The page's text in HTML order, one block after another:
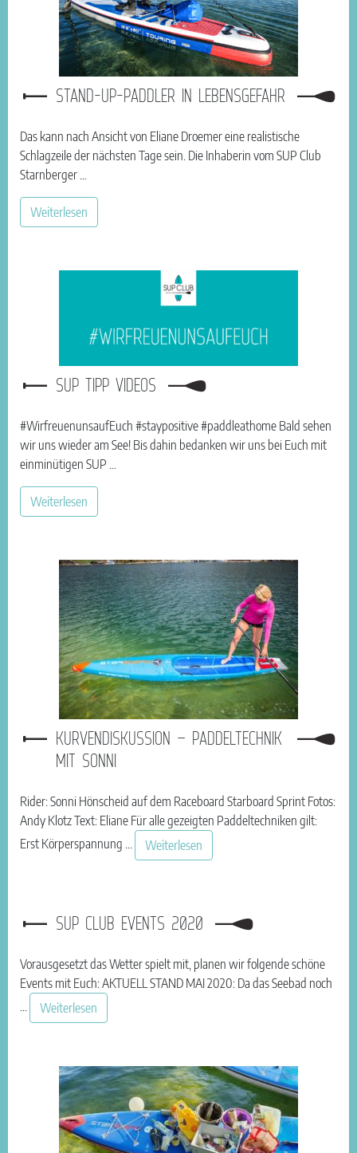
STAND-UP-PADDLER IN LEBENSGEFAHR
Das kann nach Ansicht von Eliane Droemer eine realistische
Schlagzeile der nächsten Tage sein. Die Inhaberin vom SUP Club
Starnberger …
Weiterlesen
SUP TIPP VIDEOS
#WirfreuenunsaufEuch #staypositive #paddleathome Bald sehen
wir uns wieder am See! Bis dahin bedanken wir uns bei Euch mit
einminütigen SUP …
Weiterlesen
KURVENDISKUSSION – PADDELTECHNIK
MIT SONNI
Rider: Sonni Hönscheid auf dem Raceboard Starboard Sprint Fotos:
Andy Klotz Text: Eliane Für alle gezeigten Paddeltechniken gilt:
Erst Körperspannung ...
Weiterlesen
SUP CLUB EVENTS 2020
Vorausgesetzt das Wetter spielt mit, planen wir folgende schöne
Events mit Euch: AKTUELL STAND MAI 2020: Da das Seebad noch
...
Weiterlesen